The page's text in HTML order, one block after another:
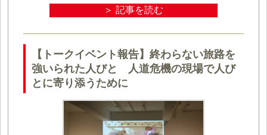
＞ 記事を読む
【トークイベント報告】終わらない旅路を
強いられた人びと 人道危機の現場で人び
とに寄り添うために